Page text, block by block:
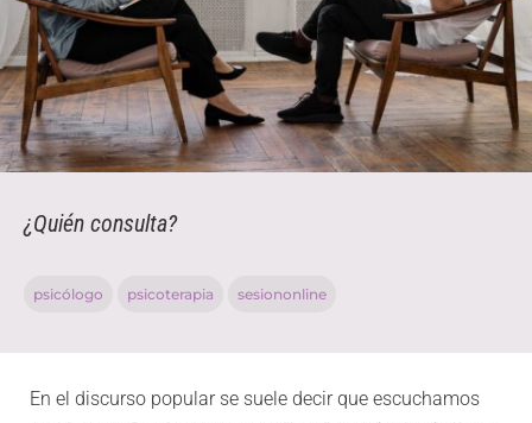
¿Quién consulta?
psicólogo psicoterapia sesiononline
En el discurso popular se suele decir que escuchamos